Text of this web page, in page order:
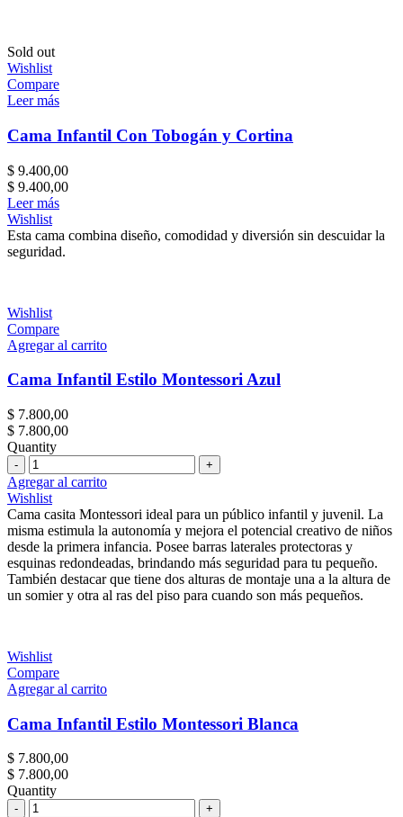
Sold out
Wishlist
Compare
Leer más
Cama Infantil Con Tobogán y Cortina
$ 9.400,00
$ 9.400,00
Leer más
Wishlist
Esta cama combina diseño, comodidad y diversión sin descuidar la
seguridad.
Wishlist
Compare
Agregar al carrito
Cama Infantil Estilo Montessori Azul
$ 7.800,00
$ 7.800,00
Quantity
Cantidad
Agregar al carrito
Wishlist
Cama casita Montessori ideal para un público infantil y juvenil. La
misma estimula la autonomía y mejora el potencial creativo de niños
desde la primera infancia. Posee barras laterales protectoras y
esquinas redondeadas, brindando más seguridad para tu pequeño.
También destacar que tiene dos alturas de montaje una a la altura de
un somier y otra al ras del piso para cuando son más pequeños.
Wishlist
Compare
Agregar al carrito
Cama Infantil Estilo Montessori Blanca
$ 7.800,00
$ 7.800,00
Quantity
Cantidad